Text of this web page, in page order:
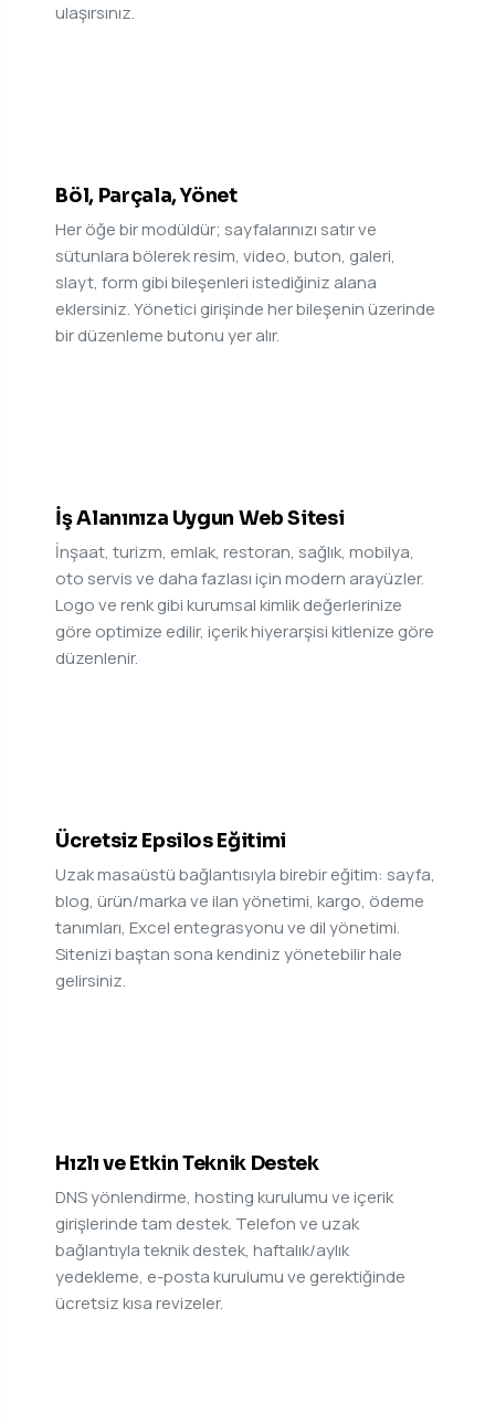
ulaşırsınız.
Böl, Parçala, Yönet
Her öğe bir modüldür; sayfalarınızı satır ve
sütunlara bölerek resim, video, buton, galeri,
slayt, form gibi bileşenleri istediğiniz alana
eklersiniz. Yönetici girişinde her bileşenin üzerinde
bir düzenleme butonu yer alır.
İş Alanınıza Uygun Web Sitesi
İnşaat, turizm, emlak, restoran, sağlık, mobilya,
oto servis ve daha fazlası için modern arayüzler.
Logo ve renk gibi kurumsal kimlik değerlerinize
göre optimize edilir, içerik hiyerarşisi kitlenize göre
düzenlenir.
Ücretsiz Epsilos Eğitimi
Uzak masaüstü bağlantısıyla birebir eğitim: sayfa,
blog, ürün/marka ve ilan yönetimi, kargo, ödeme
tanımları, Excel entegrasyonu ve dil yönetimi.
Sitenizi baştan sona kendiniz yönetebilir hale
gelirsiniz.
Hızlı ve Etkin Teknik Destek
DNS yönlendirme, hosting kurulumu ve içerik
girişlerinde tam destek. Telefon ve uzak
bağlantıyla teknik destek, haftalık/aylık
yedekleme, e-posta kurulumu ve gerektiğinde
ücretsiz kısa revizeler.